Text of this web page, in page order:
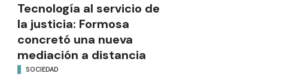
Tecnología al servicio de
la justicia: Formosa
concretó una nueva
mediación a distancia
SOCIEDAD